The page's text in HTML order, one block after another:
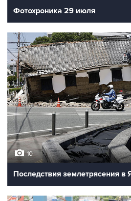
Фотохроника 29 июля
10
Последствия землетрясения в